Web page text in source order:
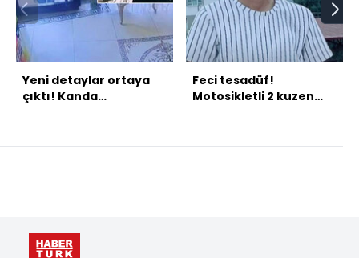
Yeni detaylar ortaya
çıktı! Kanda
Feci tesadüf!
Motosikletli 2 kuzen